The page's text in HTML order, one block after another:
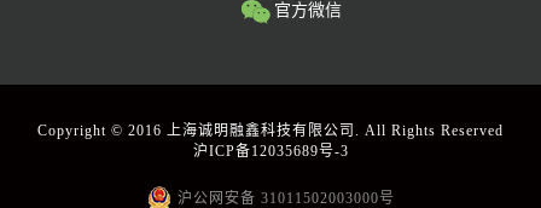
官方微信
Copyright © 2016 上海诚明融鑫科技有限公司. All Rights Reserved
沪ICP备12035689号-3
沪公网安备 31011502003000号